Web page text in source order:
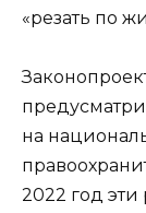
«резать по
на
2022 год эти